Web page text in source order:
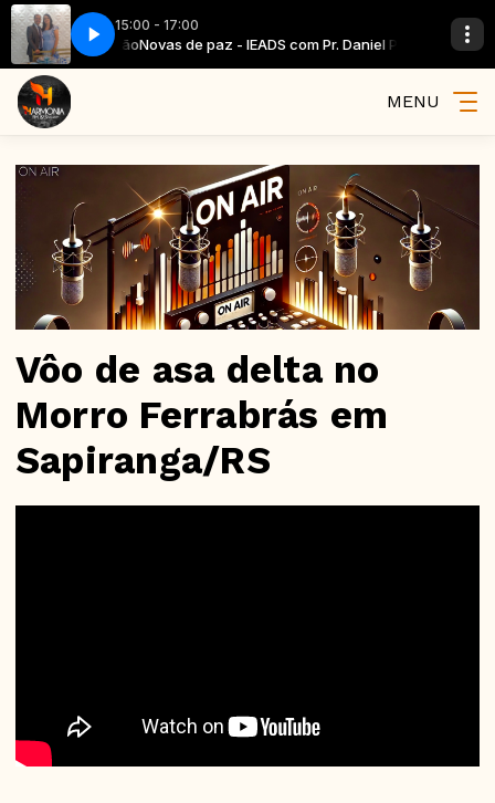
15:00 - 17:00
Daniel Paixão Novas de paz - IEADS com Pr. Daniel Paixão
MENU
Vôo de asa delta no
Morro Ferrabrás em
Sapiranga/RS